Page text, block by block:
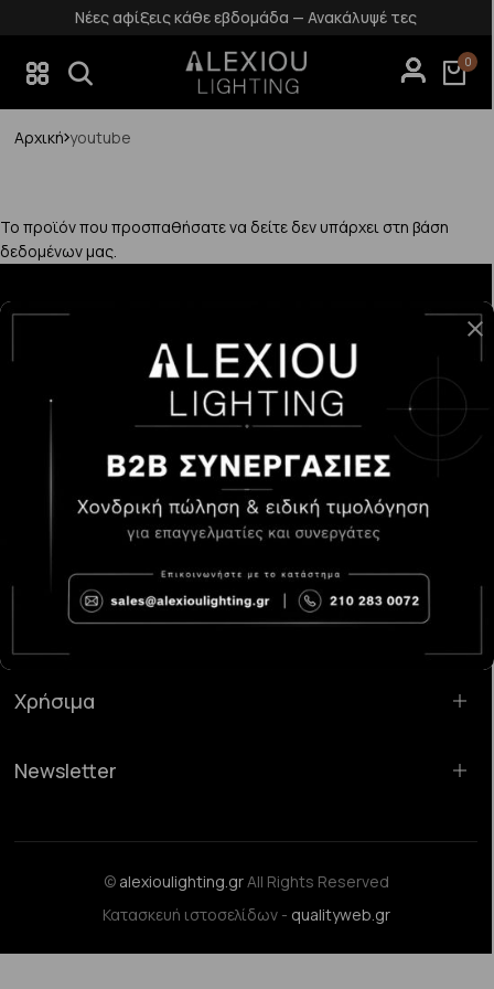
Νέες αφίξεις κάθε εβδομάδα — Ανακάλυψέ τες
0
Αρχική youtube
Το προϊόν που προσπαθήσατε να δείτε δεν υπάρχει στη βάση
δεδομένων μας.
Κατάστημα Χαλάνδρι:Σαρανταπόρου 55, 15232, Χαλάνδρι
sales@alexioulighting.gr
210 283 0072
6983123181
Χρήσιμα
Newsletter
© alexioulighting.grAll Rights Reserved
Κατασκευή ιστοσελίδων - qualityweb.gr